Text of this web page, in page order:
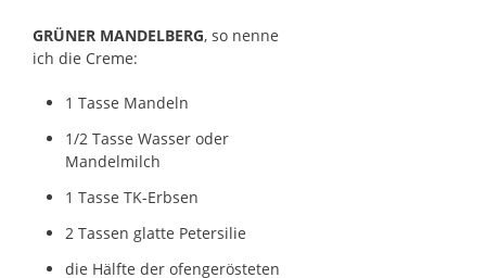
GRÜNER MANDELBERG, so nenne
ich die Creme:
1 Tasse Mandeln
1/2 Tasse Wasser oder
Mandelmilch
1 Tasse TK-Erbsen
2 Tassen glatte Petersilie
die Hälfte der ofengerösteten